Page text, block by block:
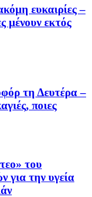
ευκαιρίες –
μένουν εκτός
τη Δευτέρα –
ποιες
του
για την υγεία